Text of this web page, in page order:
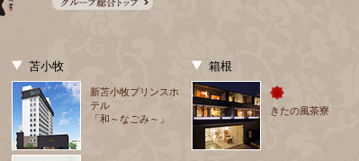
苫小牧
新苫小牧プリンスホ
テル
「和～なごみ～」
箱根
きたの風茶寮